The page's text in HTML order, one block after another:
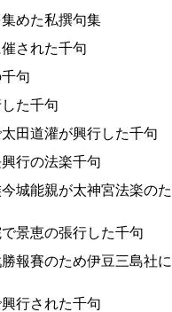
めた私撰句集
された千句
句
た千句
田道灌が興行した千句
行の法楽千句
城能親が太神宮法楽のた
景恵の張行した千句
報賽のため伊豆三島社に
行された千句